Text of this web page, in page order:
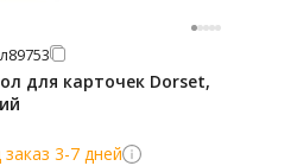
л89753
для карточек Dorset,
3-7 дней